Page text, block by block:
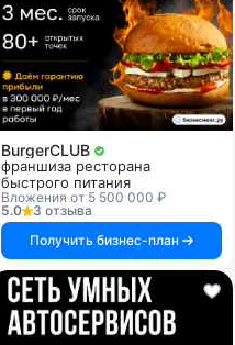
BurgerCLUB
франшиза ресторана
быстрого питания
Вложения от 5 500 000 ₽
5.0
3 отзыва
Получить бизнес-план